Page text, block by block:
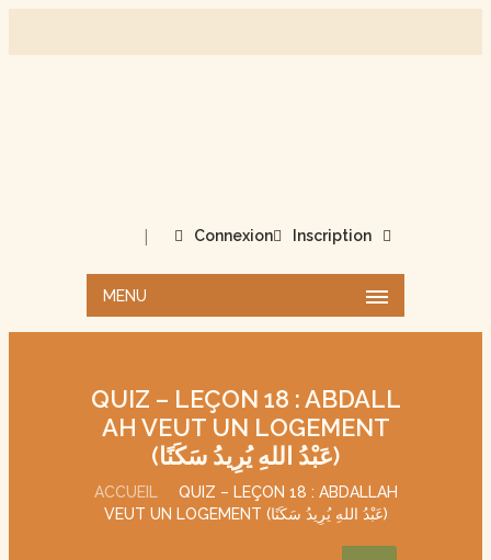
Connexion
| Inscription
MENU
QUIZ – LEÇON 18 : ABDALL
AH VEUT UN LOGEMENT
(عَبْدُ اللهِ يُرِيدُ سَكَنًا)
ACCUEIL
QUIZ – LEÇON 18 : ABDALLAH
VEUT UN LOGEMENT (عَبْدُ اللهِ يُرِيدُ سَكَنًا)